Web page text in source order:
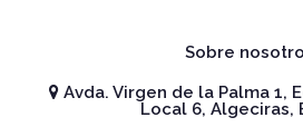
Sobre
Avda. Virgen de la Palma 1,
Local 6, Algeciras,